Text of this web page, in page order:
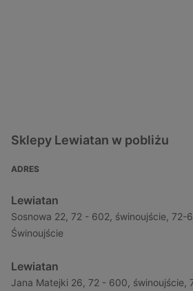
Sklepy Lewiatan w pobliżu
ADRES
Lewiatan
Sosnowa 22, 72 - 602, świnoujście, 72-
Świnoujście
Lewiatan
Jana Matejki 26, 72 - 600, świnoujście,